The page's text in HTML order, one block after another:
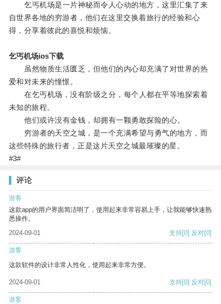
乞丐机场是一片神秘而令人心动的地方，这里汇集了来
自世界各地的穷游者，他们在这里交换着旅行的经验和心
得，分享着彼此的喜悦和烦恼。
乞丐机场ios下载
虽然物质生活匮乏，但他们的内心却充满了对世界的热
爱和对未来的憧憬。
在乞丐机场，没有阶级之分，每个人都在平等地探索着
未知的旅程。
他们或许没有金钱，却拥有一颗勇敢探险的心。
穷游者的天空之城，是一个充满希望与勇气的地方，而
这些特殊的旅行者，正是这片天空之城最璀璨的星。
#3#
评论
游客
这款app的用户界面简洁明了，使用起来非常容易上手，让我能够快速熟
悉操作。
2024-09-01
支持[0] 反对[0]
游客
这款软件的设计非常人性化，使用起来非常方便。
2024-09-01 支持[0] 反对[0]
游客